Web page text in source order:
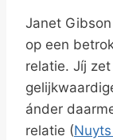
Janet
op een
relatie. Jíj
ánder
relatie (